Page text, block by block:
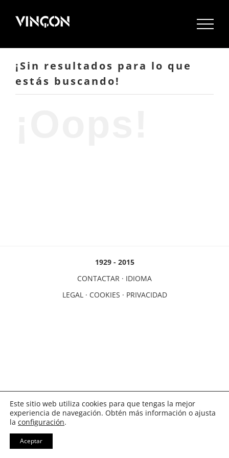
¡Sin resultados para lo que
estás buscando!
1929 - 2015
CONTACTAR · IDIOMA
LEGAL· COOKIES · PRIVACIDAD
Este sitio web utiliza cookies para que tengas la mejor
experiencia de navegación. Obtén más información o ajusta
la configuración.
Aceptar